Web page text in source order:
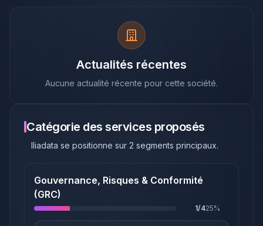
Actualités récentes
Aucune actualité récente pour cette société.
Catégorie des services proposés
Iliadata se positionne sur 2 segments principaux.
Gouvernance, Risques & Conformité
(GRC)
1/425%